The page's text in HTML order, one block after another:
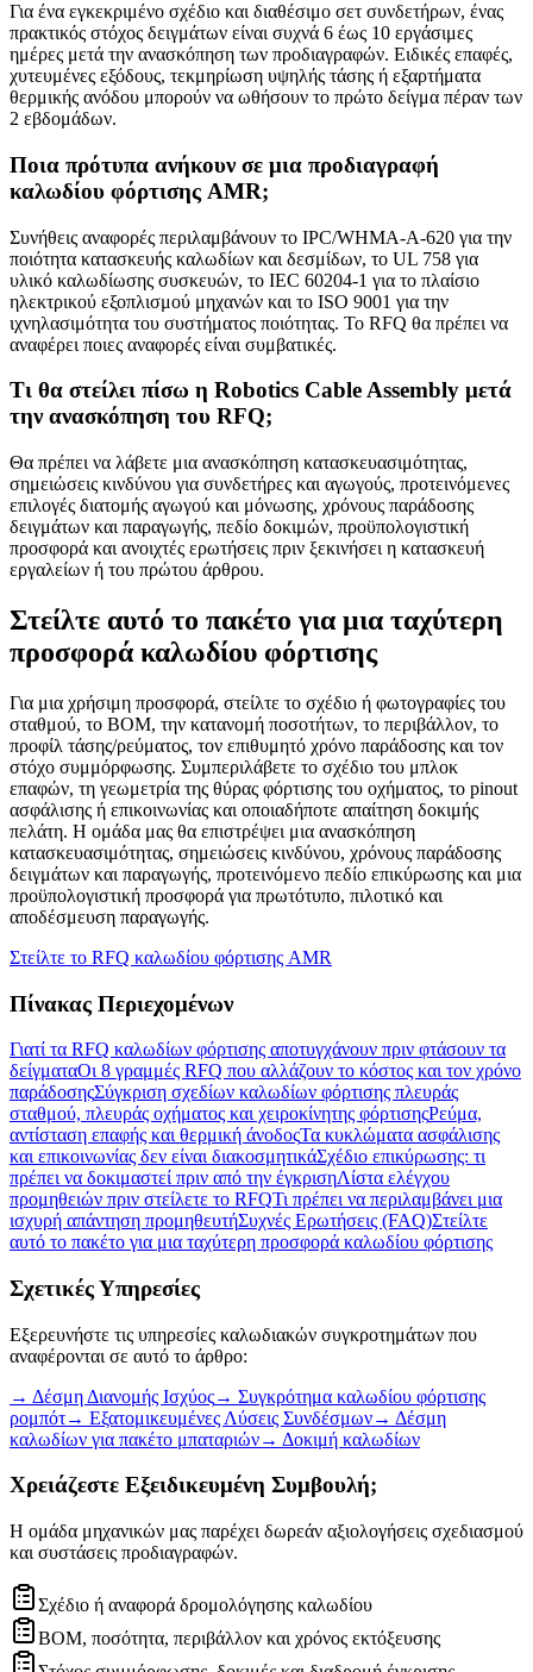
Για ένα εγκεκριμένο σχέδιο και διαθέσιμο σετ συνδετήρων, ένας
πρακτικός στόχος δειγμάτων είναι συχνά 6 έως 10 εργάσιμες
ημέρες μετά την ανασκόπηση των προδιαγραφών. Ειδικές επαφές,
χυτευμένες εξόδους, τεκμηρίωση υψηλής τάσης ή εξαρτήματα
θερμικής ανόδου μπορούν να ωθήσουν το πρώτο δείγμα πέραν των
2 εβδομάδων.
Ποια πρότυπα ανήκουν σε μια προδιαγραφή
καλωδίου φόρτισης AMR;
Συνήθεις αναφορές περιλαμβάνουν το IPC/WHMA-A-620 για την
ποιότητα κατασκευής καλωδίων και δεσμίδων, το UL 758 για
υλικό καλωδίωσης συσκευών, το IEC 60204-1 για το πλαίσιο
ηλεκτρικού εξοπλισμού μηχανών και το ISO 9001 για την
ιχνηλασιμότητα του συστήματος ποιότητας. Το RFQ θα πρέπει να
αναφέρει ποιες αναφορές είναι συμβατικές.
Τι θα στείλει πίσω η Robotics Cable Assembly μετά
την ανασκόπηση του RFQ;
Θα πρέπει να λάβετε μια ανασκόπηση κατασκευασιμότητας,
σημειώσεις κινδύνου για συνδετήρες και αγωγούς, προτεινόμενες
επιλογές διατομής αγωγού και μόνωσης, χρόνους παράδοσης
δειγμάτων και παραγωγής, πεδίο δοκιμών, προϋπολογιστική
προσφορά και ανοιχτές ερωτήσεις πριν ξεκινήσει η κατασκευή
εργαλείων ή του πρώτου άρθρου.
Στείλτε αυτό το πακέτο για μια ταχύτερη
προσφορά καλωδίου φόρτισης
Για μια χρήσιμη προσφορά, στείλτε το σχέδιο ή φωτογραφίες του
σταθμού, το BOM, την κατανομή ποσοτήτων, το περιβάλλον, το
προφίλ τάσης/ρεύματος, τον επιθυμητό χρόνο παράδοσης και τον
στόχο συμμόρφωσης. Συμπεριλάβετε το σχέδιο του μπλοκ
επαφών, τη γεωμετρία της θύρας φόρτισης του οχήματος, το pinout
ασφάλισης ή επικοινωνίας και οποιαδήποτε απαίτηση δοκιμής
πελάτη. Η ομάδα μας θα επιστρέψει μια ανασκόπηση
κατασκευασιμότητας, σημειώσεις κινδύνου, χρόνους παράδοσης
δειγμάτων και παραγωγής, προτεινόμενο πεδίο επικύρωσης και μια
προϋπολογιστική προσφορά για πρωτότυπο, πιλοτικό και
αποδέσμευση παραγωγής.
Στείλτε το RFQ καλωδίου φόρτισης AMR
Πίνακας Περιεχομένων
Γιατί τα RFQ καλωδίων φόρτισης αποτυγχάνουν πριν φτάσουν τα
δείγματαΟι 8 γραμμές RFQ που αλλάζουν το κόστος και τον χρόνο
παράδοσηςΣύγκριση σχεδίων καλωδίων φόρτισης πλευράς
σταθμού, πλευράς οχήματος και χειροκίνητης φόρτισηςΡεύμα,
αντίσταση επαφής και θερμική άνοδοςΤα κυκλώματα ασφάλισης
και επικοινωνίας δεν είναι διακοσμητικάΣχέδιο επικύρωσης: τι
πρέπει να δοκιμαστεί πριν από την έγκρισηΛίστα ελέγχου
προμηθειών πριν στείλετε το RFQΤι πρέπει να περιλαμβάνει μια
ισχυρή απάντηση προμηθευτήΣυχνές Ερωτήσεις (FAQ)Στείλτε
αυτό το πακέτο για μια ταχύτερη προσφορά καλωδίου φόρτισης
Σχετικές Υπηρεσίες
Εξερευνήστε τις υπηρεσίες καλωδιακών συγκροτημάτων που
αναφέρονται σε αυτό το άρθρο:
→ Δέσμη Διανομής Ισχύος→ Συγκρότημα καλωδίου φόρτισης
ρομπότ→ Εξατομικευμένες Λύσεις Συνδέσμων→ Δέσμη
καλωδίων για πακέτο μπαταριών→ Δοκιμή καλωδίων
Χρειάζεστε Εξειδικευμένη Συμβουλή;
Η ομάδα μηχανικών μας παρέχει δωρεάν αξιολογήσεις σχεδιασμού
και συστάσεις προδιαγραφών.
Σχέδιο ή αναφορά δρομολόγησης καλωδίου
BOM, ποσότητα, περιβάλλον και χρόνος εκτόξευσης